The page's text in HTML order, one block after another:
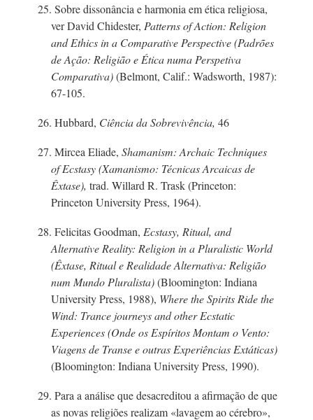
25. Sobre dissonância e harmonia em ética religiosa,
ver David Chidester, Patterns of Action: Religion
and Ethics in a Comparative Perspective (Padrões
de Ação: Religião e Ética numa Perspetiva
Comparativa)(Belmont, Calif.: Wadsworth, 1987):
67-105.
26. Hubbard, Ciência da Sobrevivência, 46
27. Mircea Eliade, Shamanism: Archaic Techniques
of Ecstasy (Xamanismo: Técnicas Arcaicas de
Êxtase), trad. Willard R. Trask (Princeton:
Princeton University Press, 1964).
28. Felicitas Goodman, Ecstasy, Ritual, and
Alternative Reality: Religion in a Pluralistic World
(Êxtase, Ritual e Realidade Alternativa: Religião
num Mundo Pluralista)(Bloomington: Indiana
University Press, 1988), Where the Spirits Ride the
Wind: Trance journeys and other Ecstatic
Experiences (Onde os Espíritos Montam o Vento:
Viagens de Transe e outras Experiências Extáticas)
(Bloomington: Indiana University Press, 1990).
29. Para a análise que desacreditou a afirmação de que
as novas religiões realizam «lavagem ao cérebro»,